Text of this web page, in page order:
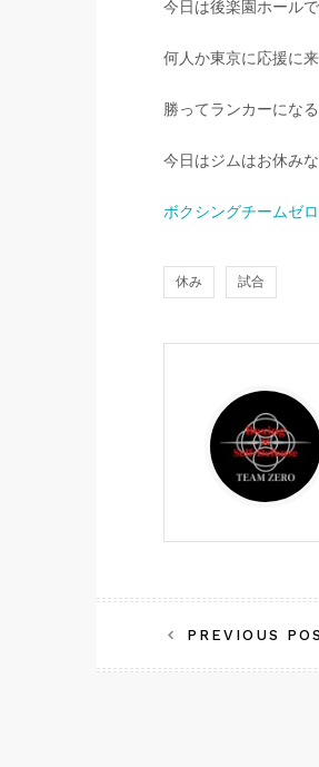
今日は後楽園ホール
何人か東京に応援に
勝ってランカーにな
今日はジムはお休み
ボクシングチームゼロ
休み 試合
投
稿
PREVIOUS